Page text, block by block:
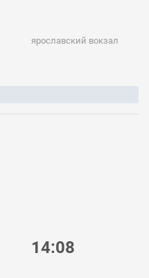
ярославский вокзал
14:08